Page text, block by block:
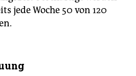
jede Woche 50 von 120